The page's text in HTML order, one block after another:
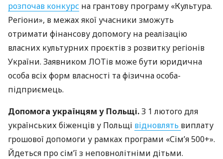
розпочав конкурс на грантову програму «Культура.
Регіони», в межах якої учасники зможуть
отримати фінансову допомогу на реалізацію
власних культурних проєктів з розвитку регіонів
України. Заявником ЛОТів може бути юридична
особа всіх форм власності та фізична особа-
підприємець.
Допомога українцям у Польщі.З 1 лютого для
українських біженців у Польщі відновлять виплату
грошової допомоги у рамках програми «Сім’я 500+».
Йдеться про сім’ї з неповнолітніми дітьми.